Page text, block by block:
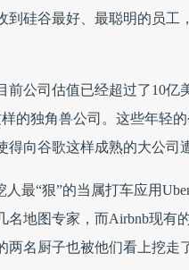
到硅谷最好、最聪明的员工
前公司估值已经超过了10亿
的独角兽公司。这些年轻
向谷歌这样成熟的大公司
人最“狠”的当属打车应用
名地图专家，而Airbnb现有
名厨子也被他们看上挖走